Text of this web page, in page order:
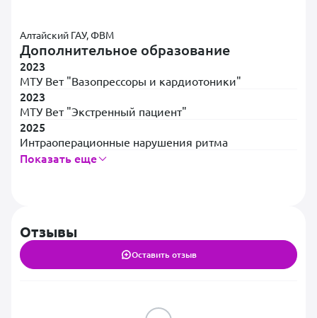
Алтайский ГАУ, ФВМ
Дополнительное образование
2023
МТУ Вет "Вазопрессоры и кардиотоники"
2023
МТУ Вет "Экстренный пациент"
2025
Интраоперационные нарушения ритма
Показать еще
Отзывы
Оставить отзыв